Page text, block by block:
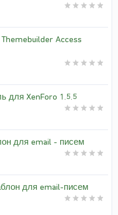
Access
для XenForo 1.5.5
для email - писем
для email-писем